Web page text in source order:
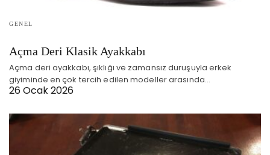
GENEL
Açma Deri Klasik Ayakkabı
Açma deri ayakkabı, şıklığı ve zamansız duruşuyla erkek
giyiminde en çok tercih edilen modeller arasında…
26 Ocak 2026